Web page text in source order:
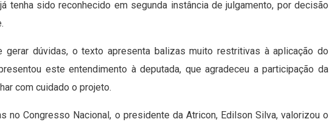
tenha sido reconhecido em segunda instância de julgamento, por decisão
gerar dúvidas, o texto apresenta balizas muito restritivas à aplicação do
este entendimento à deputada, que agradeceu a participação da
com cuidado o projeto.
no Congresso Nacional, o presidente da Atricon, Edilson Silva, valorizou o